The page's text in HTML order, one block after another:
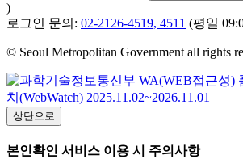
)
로그인 문의: 02-2126-4519, 4511 (평일
© Seoul Metropolitan Government all rights
상단으로
본인확인 서비스 이용 시 주의사항